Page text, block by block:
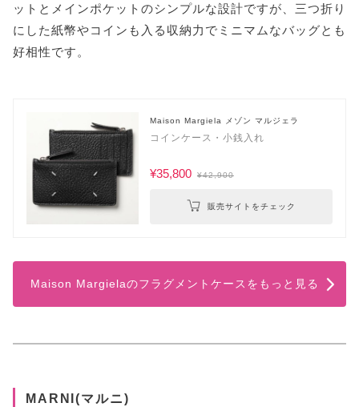
ットとメインポケットのシンプルな設計ですが、三つ折り
にした紙幣やコインも入る収納力でミニマムなバッグとも
好相性です。
Maison Margiela メゾン マルジェラ
コインケース・小銭入れ
¥35,800 ¥42,900
販売サイトをチェック
Maison Margielaのフラグメントケースをもっと見る
MARNI(マルニ)